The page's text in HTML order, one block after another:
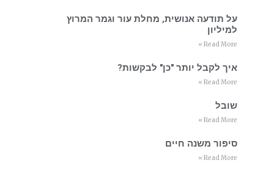
על תודעה אנושית, מחלת עור וגמר המרוץ
למיליון
Read More »
איך לקבל יותר "כן" לבקשות?
Read More »
שובל
Read More »
סיפור משנה חיים
Read More »